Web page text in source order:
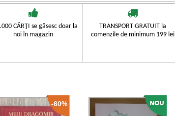
CĂRŢI se găsesc doar la
noi în magazin
TRANSPORT GRATUIT la
comenzile de minimum 199 lei
-60%